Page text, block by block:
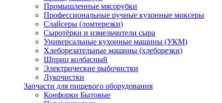
Промышленные мясорубки
Профессиональные ручные кухонные миксеры
Слайсеры (ломтерезки)
Сыротёрки и измельчители сыра
Универсальные кухонные машины (УКМ)
Хлеборезательные машины (хлеборезки)
Шприц колбасный
Электрические рыбочистки
Лукочистки
Запчасти для пищевого оборудования
Конфорки Бытовые